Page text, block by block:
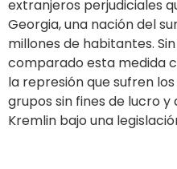
extranjeros perjudiciales
Georgia, una nación del
millones de habitantes.
comparado esta medida
la represión que sufren
grupos sin fines de lucro
Kremlin bajo una